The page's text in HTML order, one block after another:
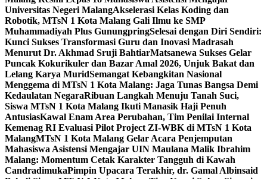
Universitas Negeri MalangAkselerasi Kelas Koding dan
Robotik, MTsN 1 Kota Malang Gali Ilmu ke SMP
Muhammadiyah Plus GunungpringSelesai dengan Diri Sendiri:
Kunci Sukses Transformasi Guru dan Inovasi Madrasah
Menurut Dr. Akhmad Sruji BahtiarMatsanewa Sukses Gelar
Puncak Kokurikuler dan Bazar Amal 2026, Unjuk Bakat dan
Lelang Karya MuridSemangat Kebangkitan Nasional
Menggema di MTsN 1 Kota Malang: Jaga Tunas Bangsa Demi
Kedaulatan NegaraRibuan Langkah Menuju Tanah Suci,
Siswa MTsN 1 Kota Malang Ikuti Manasik Haji Penuh
AntusiasKawal Enam Area Perubahan, Tim Penilai Internal
Kemenag RI Evaluasi Pilot Project ZI-WBK di MTsN 1 Kota
MalangMTsN 1 Kota Malang Gelar Acara Penjemputan
Mahasiswa Asistensi Mengajar UIN Maulana Malik Ibrahim
Malang: Momentum Cetak Karakter Tangguh di Kawah
CandradimukaPimpin Upacara Terakhir, dr. Gamal Albinsaid